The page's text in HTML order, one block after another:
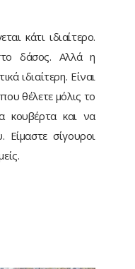
κάτι ιδιαίτερο.
δάσος. Αλλά η
ιδιαίτερη. Είναι
θέλετε μόλις το
κουβέρτα και να
σίγουροι